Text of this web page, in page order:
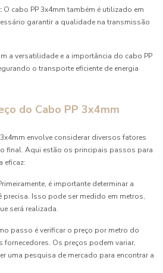
O cabo PP 3x4mm também é utilizado em
garantir a qualidade na transmissão
a versatilidade e a importância do cabo PP
o transporte eficiente de energia
do Cabo PP 3x4mm
envolve considerar diversos fatores
final. Aqui estão os principais passos para
eficaz:
é importante determinar a
precisa. Isso pode ser medido em metros,
será realizada.
passo é verificar o preço por metro do
fornecedores. Os preços podem variar,
uma pesquisa de mercado para encontrar a